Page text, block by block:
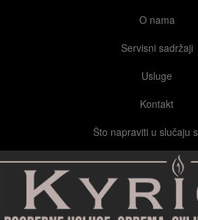
O nama
Servisni sadržaji
Usluge
Kontakt
Što napraviti u slučaju